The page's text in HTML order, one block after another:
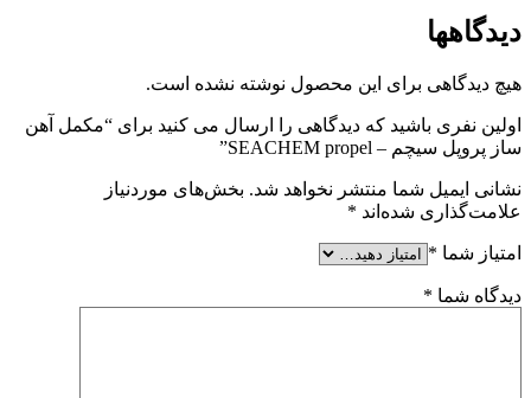
دیدگاهها
هیچ دیدگاهی برای این محصول نوشته نشده است.
اولین نفری باشید که دیدگاهی را ارسال می کنید برای “مکمل آهن
ساز پروپل سیچم – SEACHEM propel”
نشانی ایمیل شما منتشر نخواهد شد. بخش‌های موردنیاز
علامت‌گذاری شده‌اند *
امتیاز شما *
دیدگاه شما *